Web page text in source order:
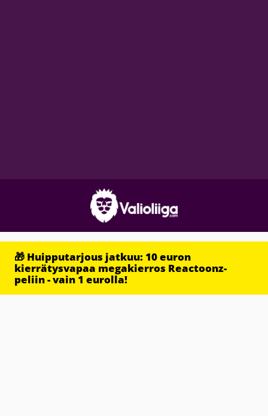
🎁 Huipputarjous jatkuu: 10 euron
kierrätysvapaa megakierros Reactoonz-
peliin - vain 1 eurolla!